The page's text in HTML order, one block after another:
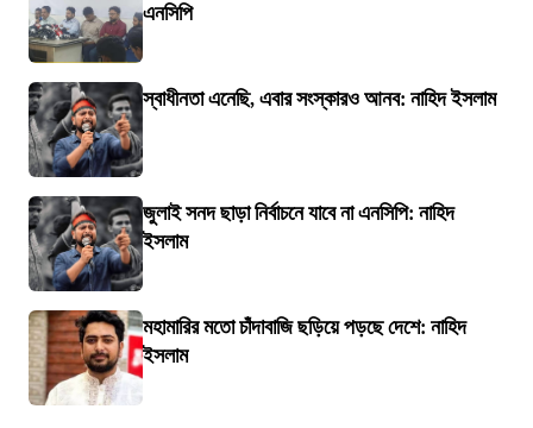
এনসিপি
স্বাধীনতা এনেছি, এবার সংস্কারও আনব: নাহিদ ইসলাম
জুলাই সনদ ছাড়া নির্বাচনে যাবে না এনসিপি: নাহিদ
ইসলাম
মহামারির মতো চাঁদাবাজি ছড়িয়ে পড়ছে দেশে: নাহিদ
ইসলাম